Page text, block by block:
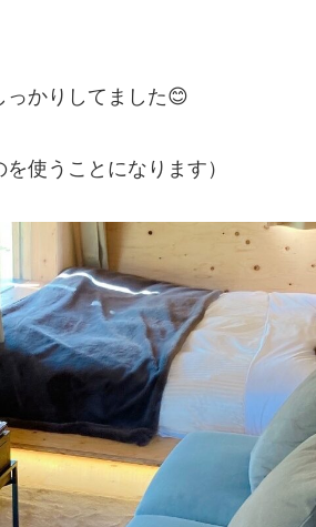
かりしてました😊
使うことになります）